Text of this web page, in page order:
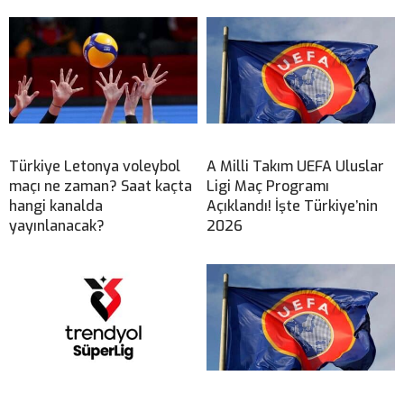
Türkiye Letonya voleybol
maçı ne zaman? Saat kaçta
hangi kanalda
yayınlanacak?
A Milli Takım UEFA Uluslar
Ligi Maç Programı
Açıklandı! İşte Türkiye’nin
2026